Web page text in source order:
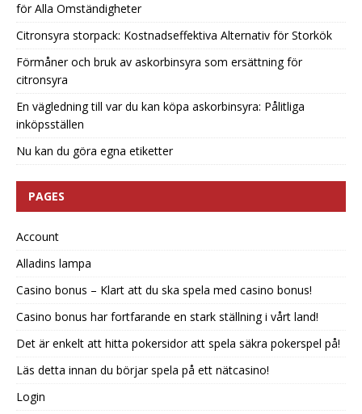
för Alla Omständigheter
Citronsyra storpack: Kostnadseffektiva Alternativ för Storkök
Förmåner och bruk av askorbinsyra som ersättning för
citronsyra
En vägledning till var du kan köpa askorbinsyra: Pålitliga
inköpsställen
Nu kan du göra egna etiketter
PAGES
Account
Alladins lampa
Casino bonus – Klart att du ska spela med casino bonus!
Casino bonus har fortfarande en stark ställning i vårt land!
Det är enkelt att hitta pokersidor att spela säkra pokerspel på!
Läs detta innan du börjar spela på ett nätcasino!
Login